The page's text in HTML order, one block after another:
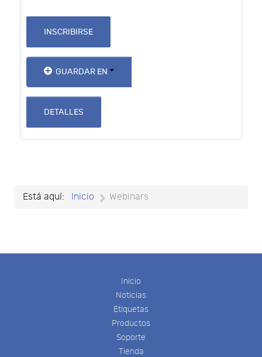
INSCRIBIRSE
GUARDAR EN
DETALLES
Está aquí: Inicio Webinars
Inicio
Noticias
Etiquetas
Productos
Soporte
Tienda